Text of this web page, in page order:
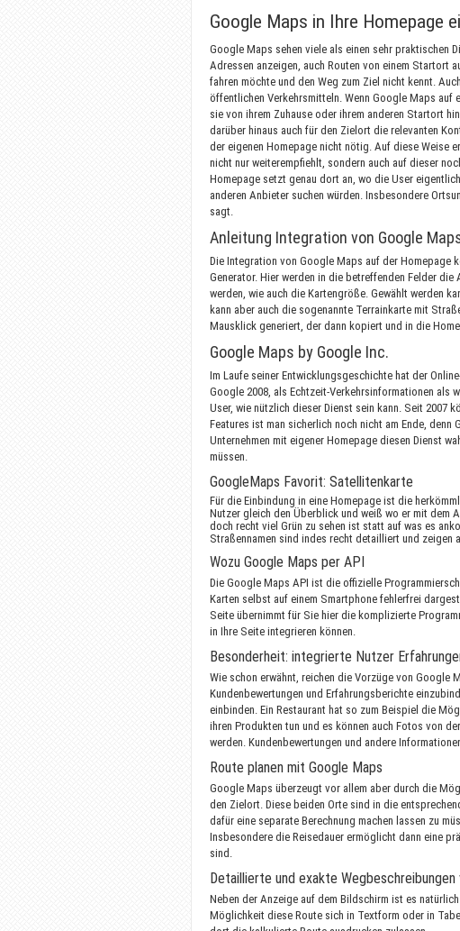
Google Maps in Ihre Homepage
Google Maps sehen viele als einen sehr praktischen
Adressen anzeigen, auch Routen von einem Startort
fahren möchte und den Weg zum Ziel nicht kennt.
öffentlichen Verkehrsmitteln. Wenn Google Maps auf
sie von ihrem Zuhause oder ihrem anderen Startort
darüber hinaus auch für den Zielort die relevanten
der eigenen Homepage nicht nötig. Auf diese Weise
nicht nur weiterempfiehlt, sondern auch auf dieser
Homepage setzt genau dort an, wo die User
anderen Anbieter suchen würden. Insbesondere
sagt.
Anleitung Integration von Google
Die Integration von Google Maps auf der Homepage
Generator. Hier werden in die betreffenden Felder
werden, wie auch die Kartengröße. Gewählt werden
kann aber auch die sogenannte Terrainkarte mit
Mausklick generiert, der dann kopiert und in die
Google Maps by Google Inc.
Im Laufe seiner Entwicklungsgeschichte hat der
Google 2008, als Echtzeit-Verkehrsinformationen als
User, wie nützlich dieser Dienst sein kann. Seit 2007
Features ist man sicherlich noch nicht am Ende,
Unternehmen mit eigener Homepage diesen Dienst
müssen.
GoogleMaps Favorit: Satellitenkarte
Für die Einbindung in eine Homepage ist die
Nutzer gleich den Überblick und weiß wo er mit dem
doch recht viel Grün zu sehen ist statt auf was es
Straßennamen sind indes recht detailliert und zeigen
Wozu Google Maps per API
Die Google Maps API ist die offizielle
Karten selbst auf einem Smartphone fehlerfrei
Seite übernimmt für Sie hier die komplizierte
in Ihre Seite integrieren können.
Besonderheit: integrierte Nutzer
Wie schon erwähnt, reichen die Vorzüge von Google
Kundenbewertungen und Erfahrungsberichte
einbinden. Ein Restaurant hat so zum Beispiel die
ihren Produkten tun und es können auch Fotos von
werden. Kundenbewertungen und andere
Route planen mit Google Maps
Google Maps überzeugt vor allem aber durch die
den Zielort. Diese beiden Orte sind in die
dafür eine separate Berechnung machen lassen zu
Insbesondere die Reisedauer ermöglicht dann eine
sind.
Detaillierte und exakte Wegbeschreibungen
Neben der Anzeige auf dem Bildschirm ist es
Möglichkeit diese Route sich in Textform oder in